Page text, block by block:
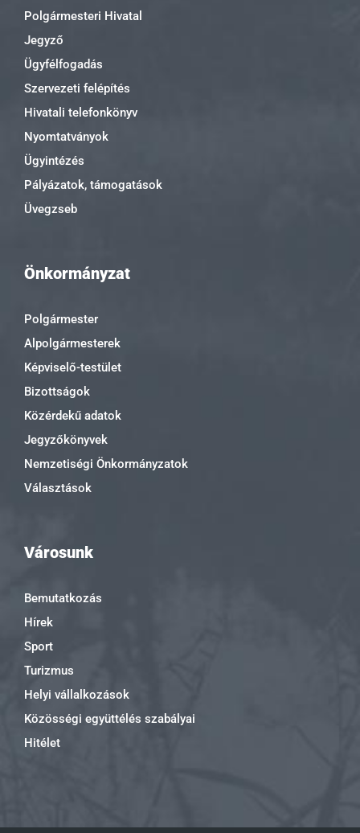
Polgármesteri Hivatal
Jegyző
Ügyfélfogadás
Szervezeti felépítés
Hivatali telefonkönyv
Nyomtatványok
Ügyintézés
Pályázatok, támogatások
Üvegzseb
Önkormányzat
Polgármester
Alpolgármesterek
Képviselő-testület
Bizottságok
Közérdekű adatok
Jegyzőkönyvek
Nemzetiségi Önkormányzatok
Választások
Városunk
Bemutatkozás
Hírek
Sport
Turizmus
Helyi vállalkozások
Közösségi együttélés szabályai
Hitélet